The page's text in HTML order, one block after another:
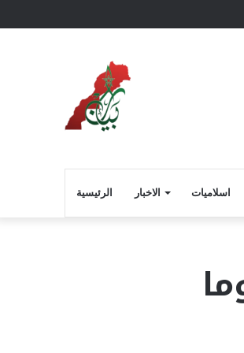
الرئيسية الاخبار اسلاميات